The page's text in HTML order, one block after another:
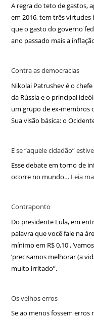
A regra do teto de gastos,
em 2016, tem três virtudes
que o gasto do governo
ano passado mais a
Contra as democracias
Nikolai Patrushev é o
da Rússia e o principal
um grupo de ex-membros
Sua visão básica: o
E se “aquele cidadão”
Esse debate em torno de
ocorre no mundo… Leia
Contraponto
Do presidente Lula, em
palavra que você fale na
mínimo em R$ 0,10′,
‘precisamos melhorar (a
muito irritado”.
Os velhos erros
Se ao menos fossem erros